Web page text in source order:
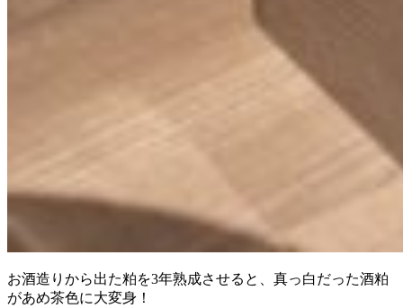
お酒造りから出た粕を3年熟成させると、真っ白だった酒粕
があめ茶色に大変身！